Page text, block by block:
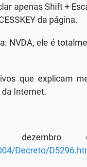
apenas Shift +
da página.
NVDA, ele é
que explicam
Internet.
Decreto/